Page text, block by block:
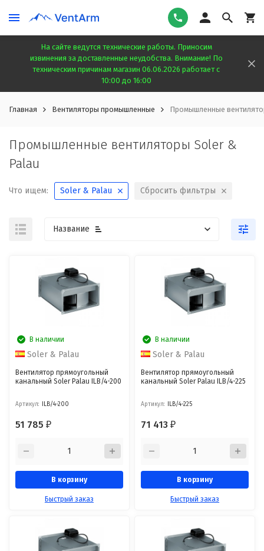
На сайте ведутся технические работы. Приносим
извинения за доставленные неудобства. Внимание! По
техническим причинам магазин 06.06.2026 работает с
10:00 до 16:00
Главная Вентиляторы промышленные Промышленные
Промышленные вентиляторы Soler &
Palau
Что ищем: Soler & Palau Сбросить фильтры
Название
В наличии
Soler & Palau
Вентилятор прямоугольный
канальный Soler Palau ILB/4-200
Артикул: ILB/4-200
51 785₽
В корзину
Быстрый заказ
В наличии
Soler & Palau
Вентилятор прямоугольный
канальный Soler Palau ILB/4-225
Артикул: ILB/4-225
71 413₽
В корзину
Быстрый заказ